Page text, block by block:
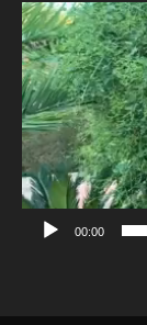
Reproductor
de
vídeo
00:00